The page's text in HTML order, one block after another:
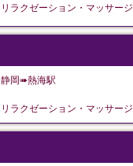
リラクゼーション・マッサージ
静岡➠熱海駅
リラクゼーション・マッサージ